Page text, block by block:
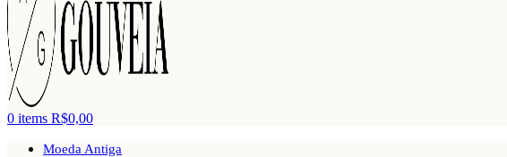
0 items R$0,00
Moeda Antiga